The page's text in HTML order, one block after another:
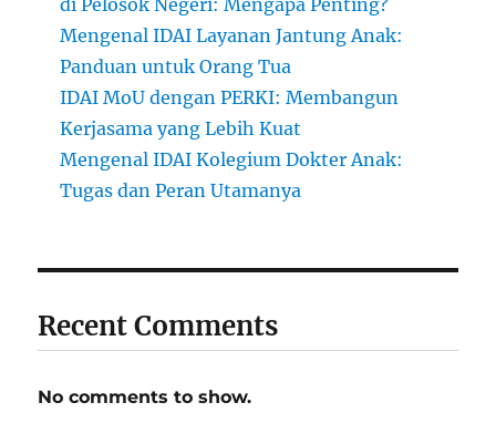
Mengenal IDAI Layanan Jantung Anak:
Panduan untuk Orang Tua
IDAI MoU dengan PERKI: Membangun
Kerjasama yang Lebih Kuat
Mengenal IDAI Kolegium Dokter Anak:
Tugas dan Peran Utamanya
Recent Comments
No comments to show.